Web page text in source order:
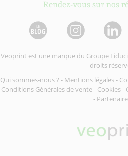
Rendez-vous sur nos
Veoprint est une marque du Groupe
droits
Qui sommes-nous ? - Mentions légales-
Conditions Générales de vente- Cookies-
-